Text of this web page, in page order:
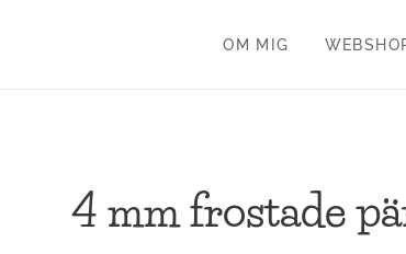
OM MIG
4 mm frostade